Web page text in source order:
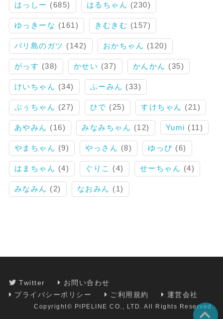
はっしー (685) はるちゃん (230)
ゆっきーな (161) きむきむ (157)
バリ島のガツ (142) おかちゃん (120)
がっす (38) かせい (37) かんかん (35)
けいちゃん (34) ふーみん (33)
ぷぅちゃん (27) ひで (25) すけちゃん (21)
あやみん (16) みなみちゃん (12) Yumi (11)
やまちゃん (9) やっさん (8) ゆっぴ (6)
はまちゃん (4) ぐりこ (4) せーちゃん (4)
みなみん (2) なおみん (1)
Twitter
お問い合わせ
プライバシーポリシー
ご利用規約 運営会社
Copyright© PIPELINE CO., LTD. All Rights Reserved.